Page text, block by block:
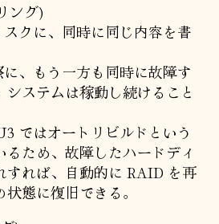
ング)
クに、同時に同じ内容を書
、もう一方も同時に故障す
システムは稼動し続けること
ではオートリビルドという
ため、故障したハードディ
すれば、自動的に RAID を再
態に復旧できる。